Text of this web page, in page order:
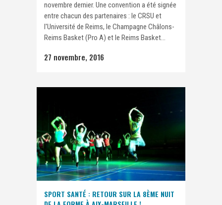
novembre dernier. Une convention a été signée
entre chacun des partenaires : le CRSU et
l'Université de Reims, le Champagne Châlons-
Reims Basket (Pro A) et le Reims Basket...
27 novembre, 2016
SPORT SANTÉ : RETOUR SUR LA 8ÈME NUIT